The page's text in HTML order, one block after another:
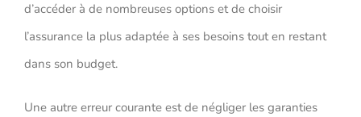
d’accéder à de nombreuses options et de choisir
l’assurance la plus adaptée à ses besoins tout en restant
dans son budget.
Une autre erreur courante est de négliger les garanties